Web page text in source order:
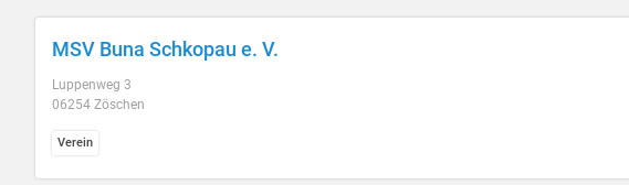
MSV Buna Schkopau e. V.
Luppenweg 3
06254 Zöschen
Verein